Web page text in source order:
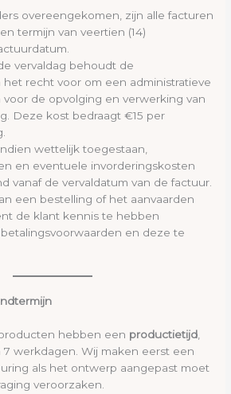
overeengekomen, zijn alle facturen
termijn van veertien (14)
vervaldag behoudt de
recht voor om een administratieve
de opvolging en verwerking van
Deze kost bedraagt €15 per
wettelijk toegestaan,
en eventuele invorderingskosten
vanaf de vervaldatum van de factuur.
een bestelling of het aanvaarden
de klant kennis te hebben
en deze te
hebben een productietijd,
7 werkdagen. Wij maken eerst een
als het ontwerp aangepast moet
veroorzaken.